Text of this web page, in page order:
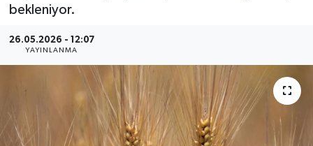
bekleniyor.
26.05.2026 - 12:07
YAYINLANMA
RESMİ İLANLAR
SAĞLIK
SİYASET
SOSYAL YARDIMLAR